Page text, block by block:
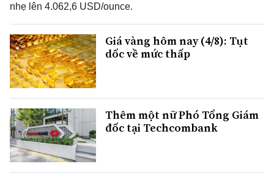
nhẹ lên 4.062,6 USD/ounce.
Giá vàng hôm nay (4/8): Tụt
dốc về mức thấp
Thêm một nữ Phó Tổng Giám
đốc tại Techcombank